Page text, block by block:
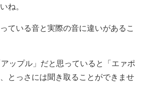
ね。
ている音と実際の音に違いがあるこ
ップル」だと思っていると「エァポ
とっさには聞き取ることができませ